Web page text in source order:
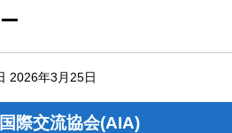
2026年3月25日
際交流協会(AIA)